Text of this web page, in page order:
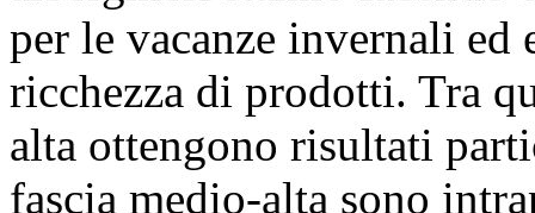
per le vacanze invernali ed
ricchezza di prodotti. Tra
alta ottengono risultati
fascia medio-alta sono